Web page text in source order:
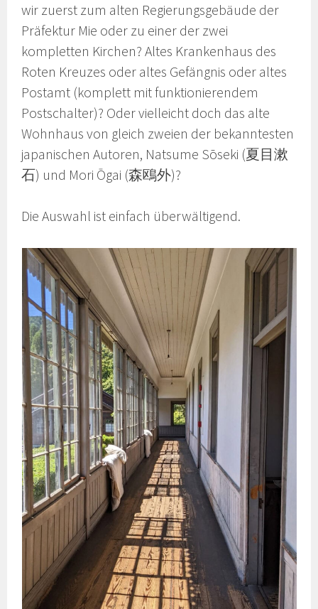
wir zuerst zum alten Regierungsgebäude der
Präfektur Mie oder zu einer der zwei
kompletten Kirchen? Altes Krankenhaus des
Roten Kreuzes oder altes Gefängnis oder altes
Postamt (komplett mit funktionierendem
Postschalter)? Oder vielleicht doch das alte
Wohnhaus von gleich zweien der bekanntesten
japanischen Autoren, Natsume Sōseki (夏目漱
石) und Mori Ōgai (森鴎外)?
Die Auswahl ist einfach überwältigend.